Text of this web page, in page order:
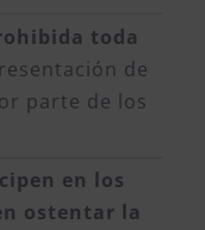
toda
de
parte de los
en los
ostentar la